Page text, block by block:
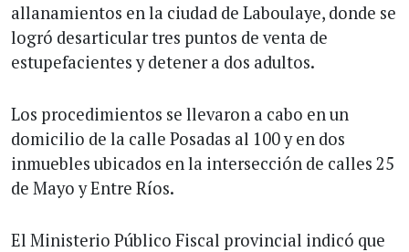
allanamientos en la ciudad de Laboulaye, donde se
logró desarticular tres puntos de venta de
estupefacientes y detener a dos adultos.
Los procedimientos se llevaron a cabo en un
domicilio de la calle Posadas al 100 y en dos
inmuebles ubicados en la intersección de calles 25
de Mayo y Entre Ríos.
El Ministerio Público Fiscal provincial indicó que